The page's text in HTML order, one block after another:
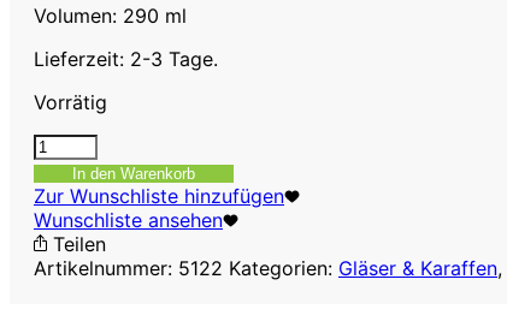
Volumen: 290 ml
Lieferzeit: 2-3 Tage.
Vorrätig
Wasser-
und
Saftglas
grau
290
ml
In den Warenkorb
Zur Wunschliste hinzufügen
Wunschliste ansehen
Teilen
Artikelnummer: 5122 Kategorien: Gläser & Karaffen,